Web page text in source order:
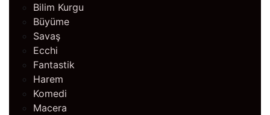
Bilim Kurgu
Büyüme
Savaş
Ecchi
Fantastik
Harem
Komedi
Macera